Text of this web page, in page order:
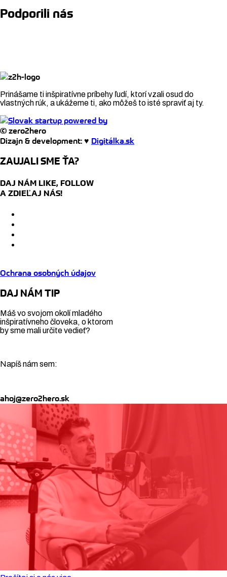
Podporili nás
Prinášame ti inšpiratívne príbehy ľudí, ktorí vzali osud do
vlastných rúk, a ukážeme ti, ako môžeš to isté spraviť aj ty.
© zero2hero
Dizajn & development: ♥ Digitálka.sk
ZAUJALI SME ŤA?
DAJ NÁM LIKE, FOLLOW
A ZDIEĽAJ NÁS!
Ochrana osobných údajov
DAJ NÁM TIP
Máš vo svojom okolí mladého
inšpiratívneho človeka, o ktorom
by sme mali určite vedieť?
Napíš nám sem:
ahoj@zero2hero.sk